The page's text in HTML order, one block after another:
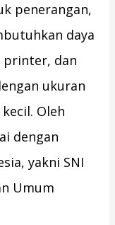
penerangan,
daya
printer, dan
ukuran
Oleh
dengan
yakni SNI
Umum